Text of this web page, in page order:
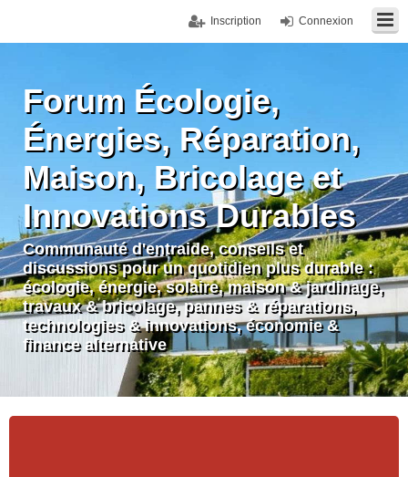
Connexion
Inscription
Forum Écologie,
Énergies, Réparation,
Maison, Bricolage et
Innovations Durables
Communauté d'entraide, conseils et
discussions pour un quotidien plus durable :
écologie, énergie, solaire, maison & jardinage,
travaux & bricolage, pannes & réparations,
technologies & innovations, économie &
finance alternative